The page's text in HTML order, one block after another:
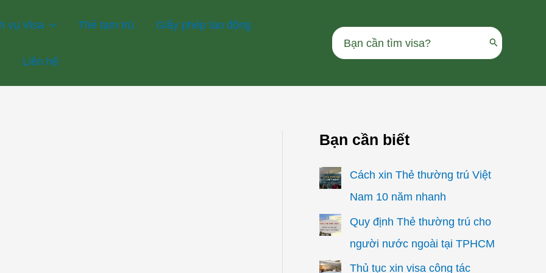
vụ Visa Thẻ tạm trú Giấy phép lao động
Liên hệ
Search
for:
Bạn cần biết
Cách xin Thẻ thường trú Việt
Nam 10 năm nhanh
Quy định Thẻ thường trú cho
người nước ngoài tại TPHCM
Thủ tục xin visa công tác